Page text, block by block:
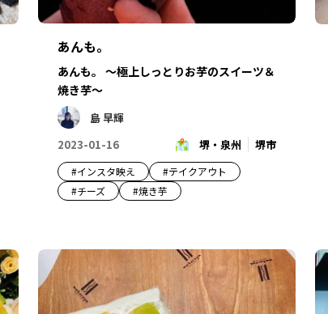
あんも。
あんも。 ～極上しっとりお芋のスイーツ＆
焼き芋～
島 早輝
2023-01-16
堺・泉州 堺市
#インスタ映え #テイクアウト
#チーズ #焼き芋